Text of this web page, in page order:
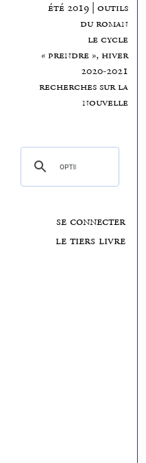
été 2019 | outils
du roman
le cycle
« prendre », hiver
2020-2021
recherches sur la
nouvelle
se connecter
le tiers livre